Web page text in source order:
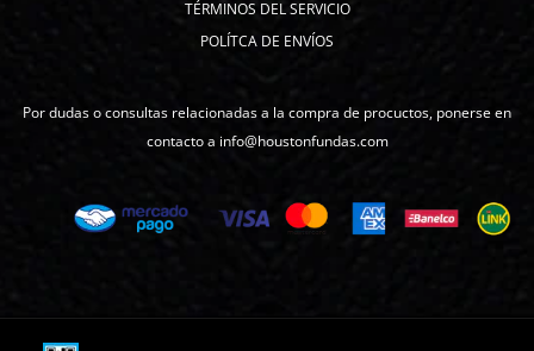
TÉRMINOS DEL SERVICIO
POLÍTCA DE ENVÍOS
Por dudas o consultas relacionadas a la compra de procuctos, ponerse en
contacto a info@houstonfundas.com